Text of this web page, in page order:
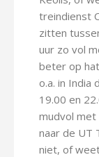
treindienst
zitten
uur zo vol
beter op
o.a. in India
19.00 en
mudvol met
naar de UT
niet, of